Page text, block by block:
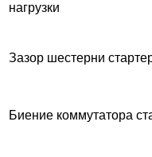
нагрузки
Зазор шестерни
Биение коммутатора